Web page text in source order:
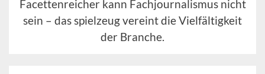
Facettenreicher kann Fachjournalismus nicht
sein – das spielzeug vereint die Vielfältigkeit
der Branche.